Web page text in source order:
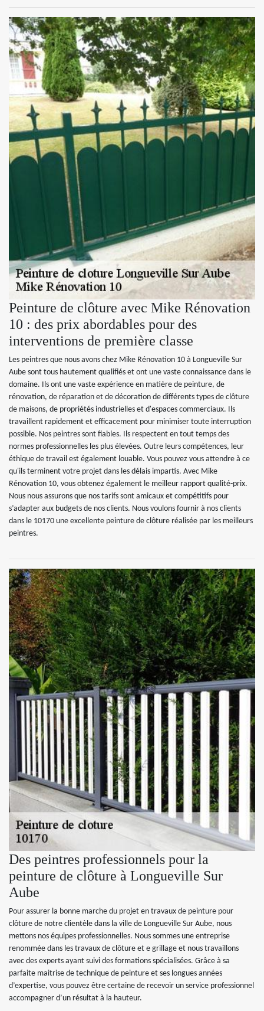
Peinture de clôture avec Mike Rénovation
10 : des prix abordables pour des
interventions de première classe
Les peintres que nous avons chez Mike Rénovation 10 à Longueville Sur
Aube sont tous hautement qualifiés et ont une vaste connaissance dans le
domaine. Ils ont une vaste expérience en matière de peinture, de
rénovation, de réparation et de décoration de différents types de clôture
de maisons, de propriétés industrielles et d'espaces commerciaux. Ils
travaillent rapidement et efficacement pour minimiser toute interruption
possible. Nos peintres sont fiables. Ils respectent en tout temps des
normes professionnelles les plus élevées. Outre leurs compétences, leur
éthique de travail est également louable. Vous pouvez vous attendre à ce
qu'ils terminent votre projet dans les délais impartis. Avec Mike
Rénovation 10, vous obtenez également le meilleur rapport qualité-prix.
Nous nous assurons que nos tarifs sont amicaux et compétitifs pour
s’adapter aux budgets de nos clients. Nous voulons fournir à nos clients
dans le 10170 une excellente peinture de clôture réalisée par les meilleurs
peintres.
Des peintres professionnels pour la
peinture de clôture à Longueville Sur
Aube
Pour assurer la bonne marche du projet en travaux de peinture pour
clôture de notre clientèle dans la ville de Longueville Sur Aube, nous
mettons nos équipes professionnelles. Nous sommes une entreprise
renommée dans les travaux de clôture et e grillage et nous travaillons
avec des experts ayant suivi des formations spécialisées. Grâce à sa
parfaite maitrise de technique de peinture et ses longues années
d’expertise, vous pouvez être certaine de recevoir un service professionnel
accompagner d’un résultat à la hauteur.